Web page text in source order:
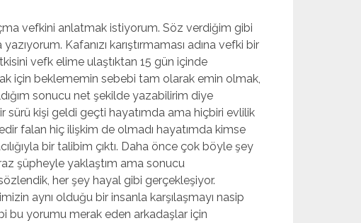
vefkini anlatmak istiyorum. Söz verdiğim gibi
Kafanızı karıştırmaması adına vefki bir
vefk elime ulaştıktan 15 gün içinde
için beklememin sebebi tam olarak emin olmak,
sonucu net şekilde yazabilirim diye
kişi geldi geçti hayatımda ama hiçbiri evlilik
falan hiç ilişkim de olmadı hayatımda kimse
bir talibim çıktı. Daha önce çok böyle şey
şüpheyle yaklaştım ama sonucu
her şey hayal gibi gerçekleşiyor.
aynı olduğu bir insanla karşılaşmayı nasip
bu yorumu merak eden arkadaşlar için